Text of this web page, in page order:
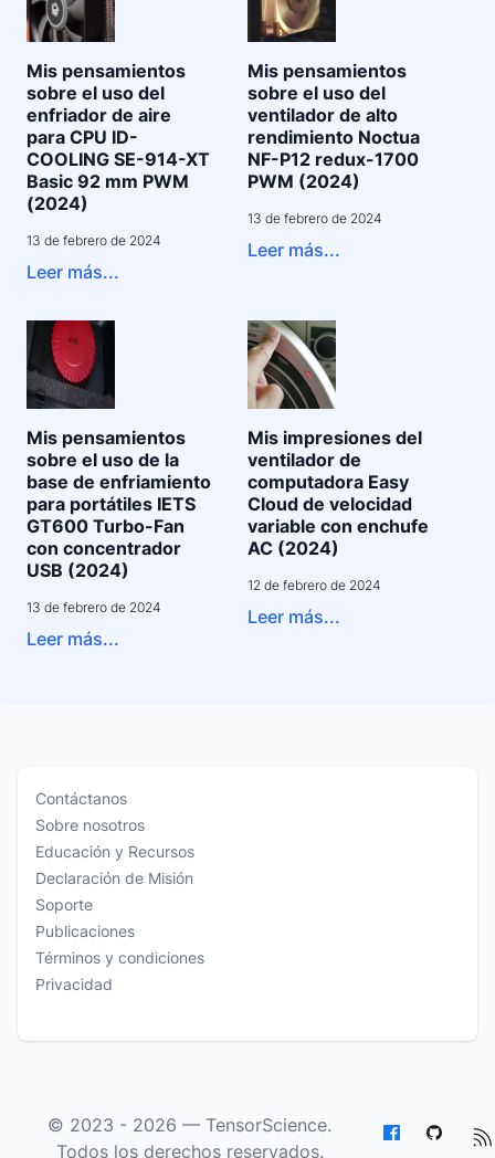
Mis pensamientos
sobre el uso del
enfriador de aire
para CPU ID-
COOLING SE-914-XT
Basic 92 mm PWM
(2024)
13 de febrero de 2024
Leer más...
Mis pensamientos
sobre el uso del
ventilador de alto
rendimiento Noctua
NF-P12 redux-1700
PWM (2024)
13 de febrero de 2024
Leer más...
Mis pensamientos
sobre el uso de la
base de enfriamiento
para portátiles IETS
GT600 Turbo-Fan
con concentrador
USB (2024)
13 de febrero de 2024
Leer más...
Mis impresiones del
ventilador de
computadora Easy
Cloud de velocidad
variable con enchufe
AC (2024)
12 de febrero de 2024
Leer más...
Contáctanos
Sobre nosotros
Educación y Recursos
Declaración de Misión
Soporte
Publicaciones
Términos y condiciones
Privacidad
© 2023 - 2026 — TensorScience.
Todos los derechos reservados.